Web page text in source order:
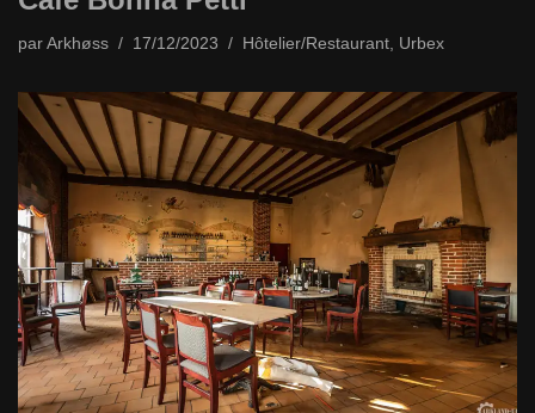
par Arkhøss 17/12/2023 Hôtelier/Restaurant Urbex